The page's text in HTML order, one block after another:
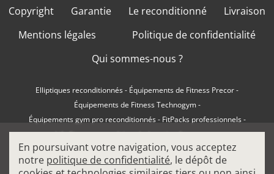
Copyright
Garantie Le reconditionné
Livraison
Mentions légales
Politique de confidentialité
Qui sommes-nous ?
Elliptiques reconditionnés- Équipements de Fitness Precor-
Équipements de Fitness Technogym-
Équipements gym pro reconditionnés- FitPacks professionnels-
Life Fitness reconditionné-Location fitness pro-
Machines à charge libre professionnelles-
Machines de musculation pro-Matériel de Cardio Fitness
En poursuivant votre navigation, vous acceptez
notre politique de confidentialité, le dépôt de